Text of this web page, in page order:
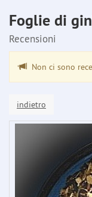
Foglie di
Recensioni
Non ci sono
indietro